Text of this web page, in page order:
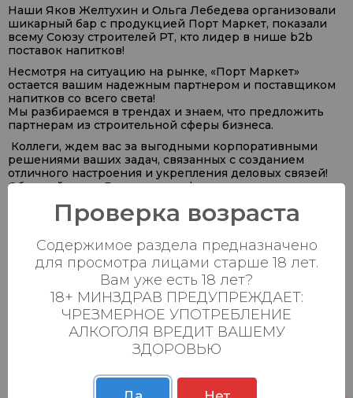
Наши Яков Желтухин и Ольга Лебедева организовали
шикарный бар с продукцией Порт Маркет, показали
всему Союзу строителей РТ, кто лидер в нише b2b
поставок напитков!
Несмотря на ситуацию на рынке, «Порт Маркет»
остается вашим надежным партнером и поставщиком
напитков со всего света!
Мы разбираемся в трендах и знаем, что предложить
партнерам из строительной сферы бизнеса.
Коллеги, ждем вас за выгодными корпоративными
решениями ваших задач, связанных с созданием
отличного настроения и укрепления деловых связей!
Обращайтесь к Якову по телефону:
Подберем лучшие условия
#СТРОЙФЕСТ2026
Каталог
Продукты
Азия
Безалкогольные напитки
Проверка возраста
Содержимое раздела предназначено
для просмотра лицами старше 18 лет.
Вам уже есть 18 лет?
18+ МИНЗДРАВ ПРЕДУПРЕЖДАЕТ:
ЧРЕЗМЕРНОЕ УПОТРЕБЛЕНИЕ
АЛКОГОЛЯ ВРЕДИТ ВАШЕМУ
ЗДОРОВЬЮ